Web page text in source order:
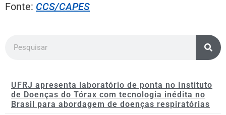
Fonte: CCS/CAPES
UFRJ apresenta laboratório de ponta no Instituto
de Doenças do Tórax com tecnologia inédita no
Brasil para abordagem de doenças respiratórias